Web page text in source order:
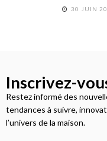
30 JUIN
Inscrivez-
Restez informé des
tendances à suivre,
l’univers de la maison.